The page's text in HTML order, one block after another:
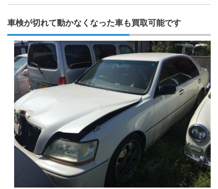
車検が切れて動かなくなった車も買取可能です